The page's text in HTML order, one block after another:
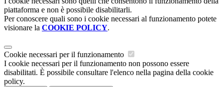
piattaforma e non è possibile disabilitarli.
Per conoscere quali sono i cookie necessari al funzionamento potete
visionare la COOKIE POLICY.
Cookie necessari per il funzionamento
I cookie necessari per il funzionamento non possono essere
disabilitati. È possibile consultare l'elenco nella pagina della cookie
policy.